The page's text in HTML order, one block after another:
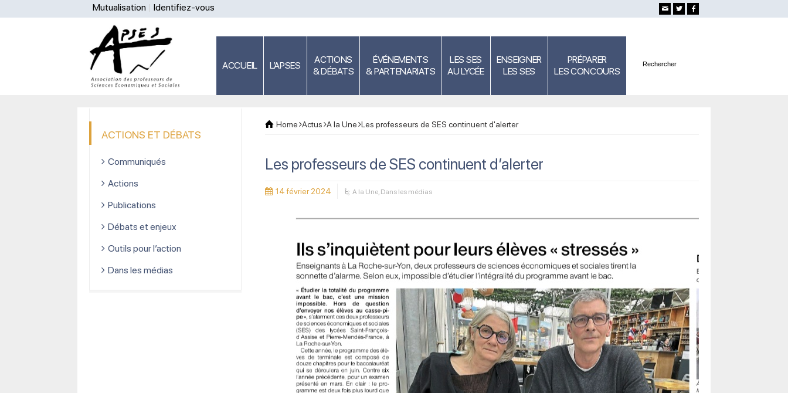
Mutualisation Identifiez-vous
ACCUEIL L’APSES
ACTIONS
& DÉBATS
ÉVÉNEMENTS
& PARTENARIATS
LES SES
AU LYCÉE
ENSEIGNER
LES SES
PRÉPARER
LES CONCOURS
Home Actus A la Une Les professeurs de SES continuent d'alerter
Les professeurs de SES continuent d’alerter
14 février 2024 A la Une, Dans les médias
ACTIONS ET DÉBATS
Communiqués
Actions
Publications
Débats et enjeux
Outils pour l’action
Dans les médias